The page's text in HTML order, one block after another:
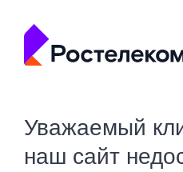
Уважаемый
наш сайт